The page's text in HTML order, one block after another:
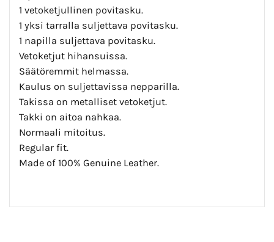
1 vetoketjullinen povitasku.
1 yksi tarralla suljettava povitasku.
1 napilla suljettava povitasku.
Vetoketjut hihansuissa.
Säätöremmit helmassa.
Kaulus on suljettavissa nepparilla.
Takissa on metalliset vetoketjut.
Takki on aitoa nahkaa.
Normaali mitoitus.
Regular fit.
Made of 100% Genuine Leather.